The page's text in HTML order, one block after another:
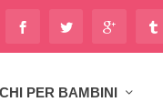
PER BAMBINI